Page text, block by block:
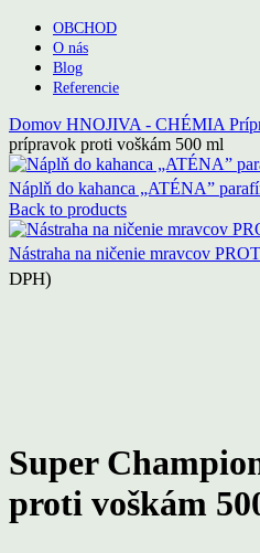
OBCHOD
O nás
Blog
Referencie
Domov HNOJIVA - CHÉMIA
prípravok proti voškám 500 ml
Náplň do kahanca „ATÉNA”
Back to products
Nástraha na ničenie mravcov
DPH)
Super
proti voškám